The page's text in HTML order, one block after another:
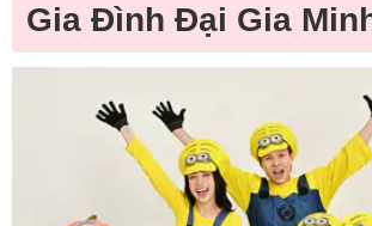
Gia Đình Đại Gia